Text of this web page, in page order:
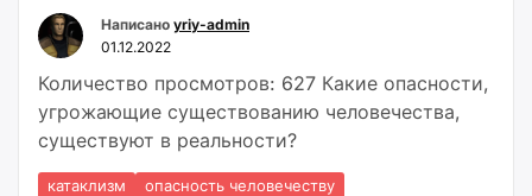
Написано yriy-admin
01.12.2022
Количество просмотров: 627 Какие опасности,
угрожающие существованию человечества,
существуют в реальности?
катаклизм опасность человечеству